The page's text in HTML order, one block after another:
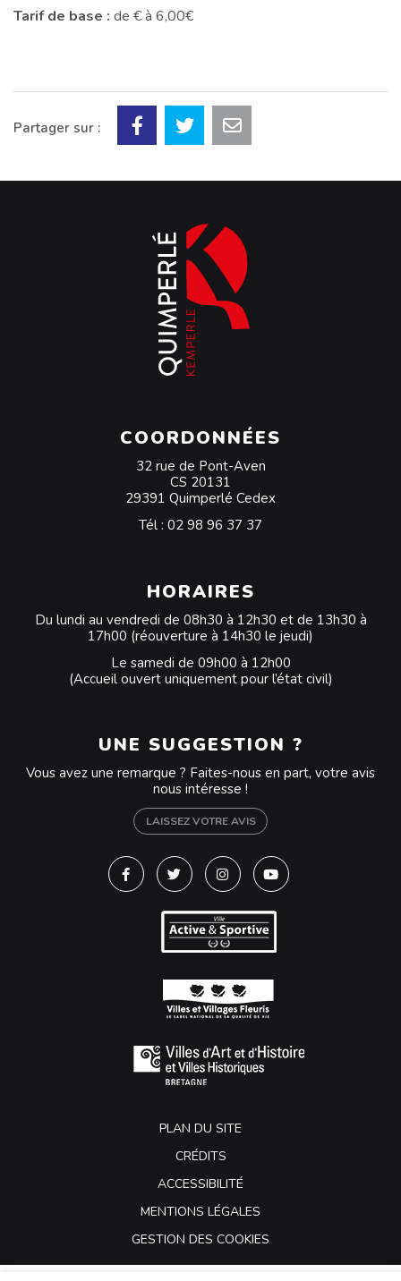
Tarif de base : de € à 6,00€
Partager sur :
COORDONNÉES
32 rue de Pont-Aven
CS 20131
29391 Quimperlé Cedex
Tél : 02 98 96 37 37
HORAIRES
Du lundi au vendredi de 08h30 à 12h30 et de 13h30 à
17h00 (réouverture à 14h30 le jeudi)
Le samedi de 09h00 à 12h00
(Accueil ouvert uniquement pour l’état civil)
UNE SUGGESTION ?
Vous avez une remarque ? Faites-nous en part, votre avis
nous intéresse !
LAISSEZ VOTRE AVIS
Lien vers le compte Facebook
Lien vers le compte Twitter
Lien vers le compte
Lien vers la chaîne
PLAN DU SITE
CRÉDITS
ACCESSIBILITÉ
MENTIONS LÉGALES
GESTION DES COOKIES